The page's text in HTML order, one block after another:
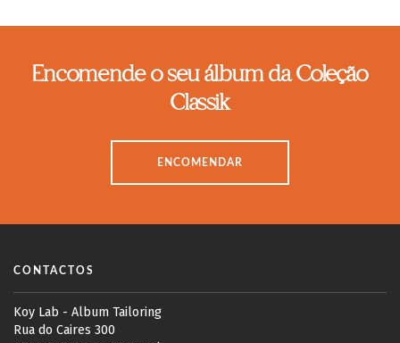
Encomende o seu álbum da Coleção
Classik
ENCOMENDAR
CONTACTOS
Koy Lab - Album Tailoring
Rua do Caires 300